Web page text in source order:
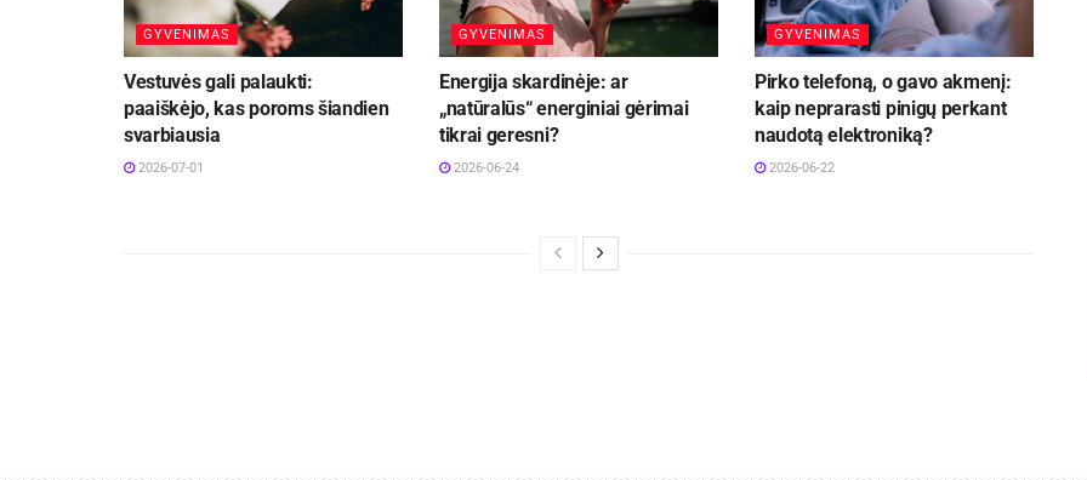
GYVENIMAS
Vestuvės gali palaukti:
paaiškėjo, kas poroms šiandien
svarbiausia
2026-07-01
GYVENIMAS
Energija skardinėje: ar
„natūralūs“ energiniai gėrimai
tikrai geresni?
2026-06-24
GYVENIMAS
Pirko telefoną, o gavo akmenį:
kaip neprarasti pinigų perkant
naudotą elektroniką?
2026-06-22